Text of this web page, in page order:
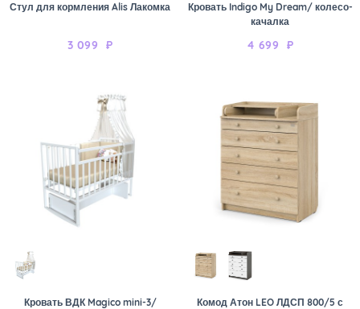
Стул для кормления Alis Лакомка
3 099 ₽
Кровать Indigo My Dream/ колесо-
качалка
4 699 ₽
Кровать ВДК Magico mini-3/
Комод Атон LEO ЛДСП 800/5 с